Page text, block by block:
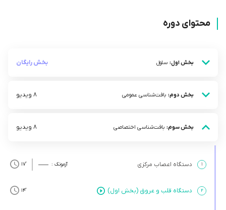
محتوای دوره
بخش اول: سلول بخش رایگان
بخش دوم: بافت‌شناسی عمومی 8 ویدیو
بخش سوم: بافت‌شناسی اختصاصی 8 ویدیو
۱ دستگاه اعصاب مرکزی آزمونک : ’17
۲ دستگاه قلب و عروق (بخش اول) ’14